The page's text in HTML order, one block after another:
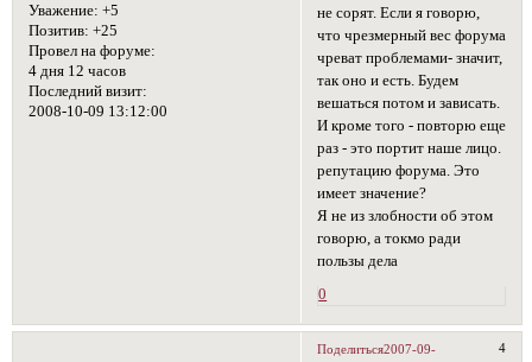
Уважение: +5
Позитив: +25
Провел на форуме:
4 дня 12 часов
Последний визит:
2008-10-09 13:12:00
не сорят. Если я говорю,
что чрезмерный вес форума
чреват проблемами- значит,
так оно и есть. Будем
вешаться потом и зависать.
И кроме того - повторю еще
раз - это портит наше лицо.
репутацию форума. Это
имеет значение?
Я не из злобности об этом
говорю, а токмо ради
пользы дела
0
Поделиться 4
2007-09-